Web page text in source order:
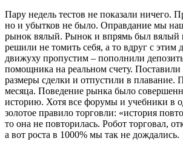
Пару недель тестов не показали ничего.
но и убытков не было. Оправдание мы
рынок вялый. Рынок и впрямь был вялый
решили не томить себя, а то вдруг с этим
движуху пропустим – пополнили
помощника на реальном счету.
размеры сделки и отпустили в плавание.
месяца. Поведение рынка было
историю. Хотя все форумы и учебники в
золотое правило торговли: «история
то она не повторилась. Робот торговал,
а вот роста в 1000% мы так не дождались.